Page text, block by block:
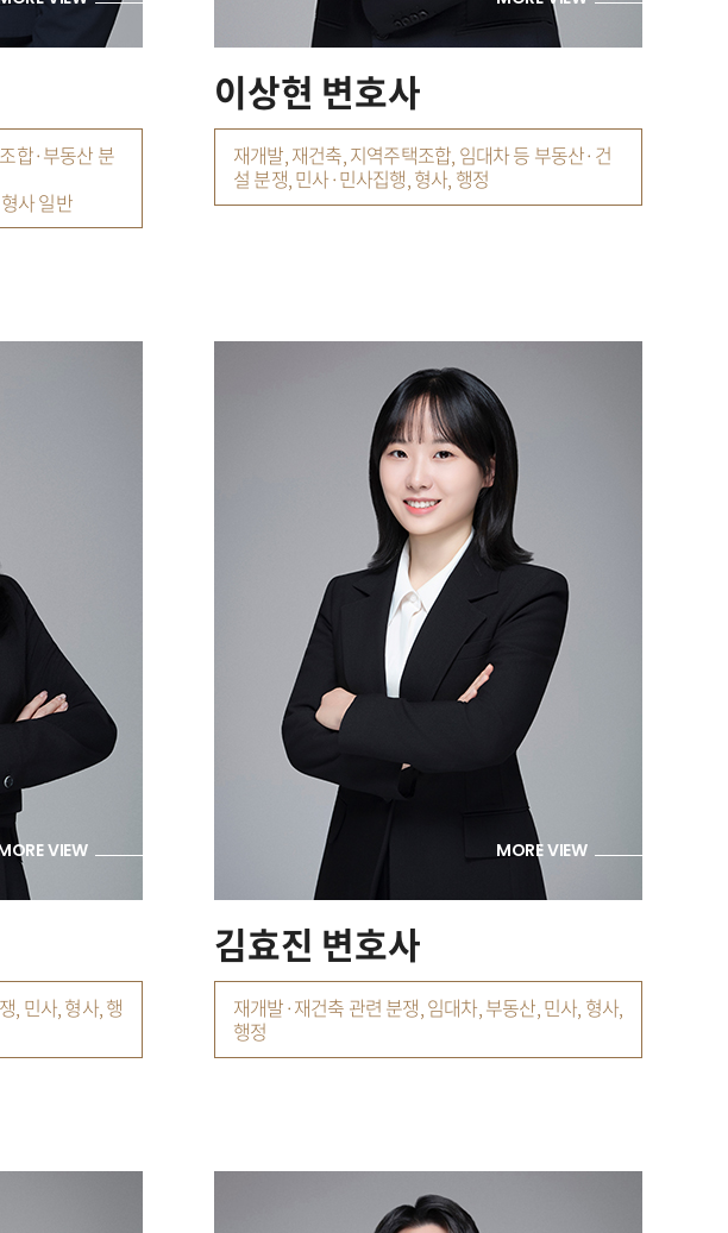
합·부동산 분
사 일반
이상현 변호사
재개발, 재건축, 지역주택조합, 임대차 등 부동산·건
설 분쟁, 민사·민사집행, 형사, 행정
VIEW
, 민사, 형사, 행
MORE VIEW
김효진 변호사
재개발·재건축 관련 분쟁, 임대차, 부동산, 민사, 형사,
행정